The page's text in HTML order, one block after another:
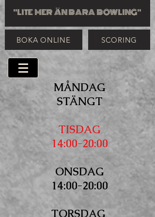
"LITE MER ÄN BARA BOWLING"
BOKA ONLINE SCORING
MÅNDAG
STÄNGT
TISDAG
14:00-20:00
ONSDAG
14:00-20:00
TORSDAG